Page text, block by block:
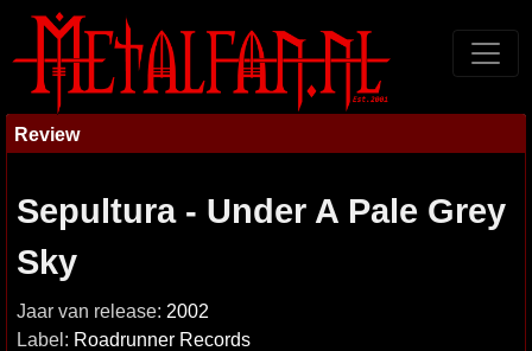
Review
Sepultura - Under A Pale Grey
Sky
Jaar van release: 2002
Label: Roadrunner Records